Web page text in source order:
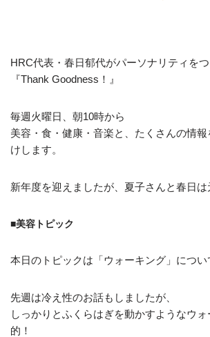
HRC代表・春日郁代がパーソナリティを
『Thank Goodness！』
毎週火曜日、朝10時から
美容・食・健康・音楽と、たくさんの情
けします。
新年度を迎えましたが、夏子さんと春日は
■美容トピック
本日のトピックは「ウォーキング」につい
先週は冷え性のお話もしましたが、
しっかりとふくらはぎを動かすようなウ
的！